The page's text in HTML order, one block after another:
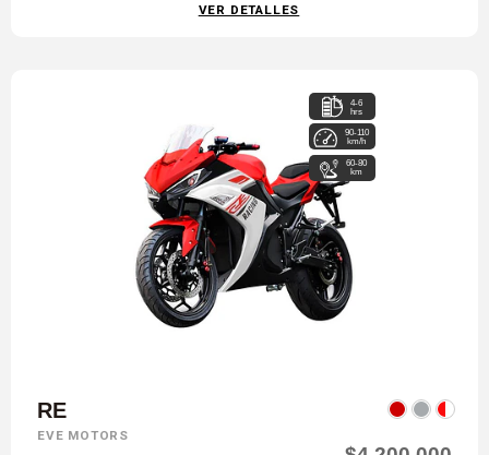
VER DETALLES
4-6
hrs
90-110
km/h
60-80
km
RE
EVE MOTORS